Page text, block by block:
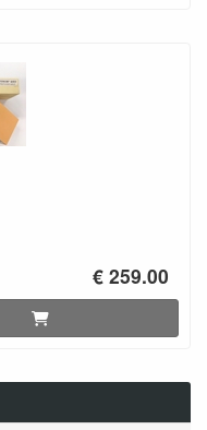
€ 259.00